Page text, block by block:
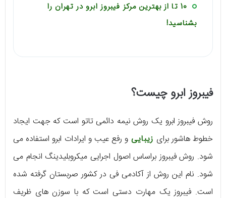
10 تا از بهترین مرکز فیبروز ابرو در تهران را
بشناسید!
فیبروز ابرو چیست؟
روش فیبروز ابرو یک روش نیمه دائمی تاتو است که جهت ایجاد
خطوط هاشور برای زیبایی و رفع عیب و ایرادات ابرو استفاده می
شود. روش فیبروز براساس اصول اجرایی میکروبلیدینگ انجام می
شود. نام این روش از آکادمی فی در کشور صربستان گرفته شده
است. فیبروز یک مهارت دستی است که با سوزن های ظریف